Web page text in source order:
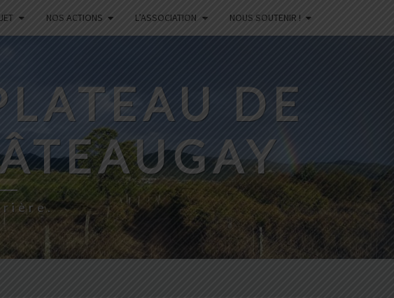
NOS ACTIONS L’ASSOCIATION NOUS SOUTENIR !
DE